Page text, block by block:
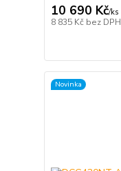
10 690 Kč/ks
8 835 Kč bez DPH
Novinka